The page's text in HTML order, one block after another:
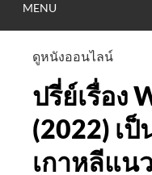
MENU
ดูหนังออนไลน์
ปรี่ย์เรื่อง
(2022) เ
เกาหลีแน